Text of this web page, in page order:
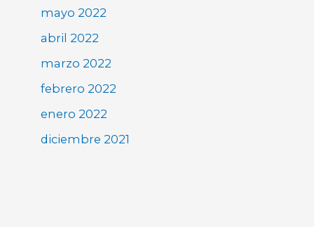
mayo 2022
abril 2022
marzo 2022
febrero 2022
enero 2022
diciembre 2021